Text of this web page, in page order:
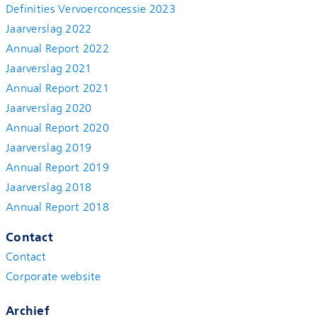
Definities Vervoerconcessie 2023
Jaarverslag 2022
Annual Report 2022
Jaarverslag 2021
Annual Report 2021
Jaarverslag 2020
Annual Report 2020
Jaarverslag 2019
Annual Report 2019
Jaarverslag 2018
Annual Report 2018
Contact
Contact
Corporate website
Archief